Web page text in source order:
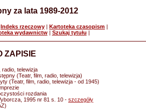
za lata 1989-2012
Indeks rzeczowy | Kartoteka czasopism |
wydawnictw| Szukaj tytułu |
ZAPISIE
radio, telewizja
(Teatr, film, radio, telewizja)
(Teatr, film, radio, telewizja - od 1945)
rozdania
1995 nr 81 s. 10 - szczegóły